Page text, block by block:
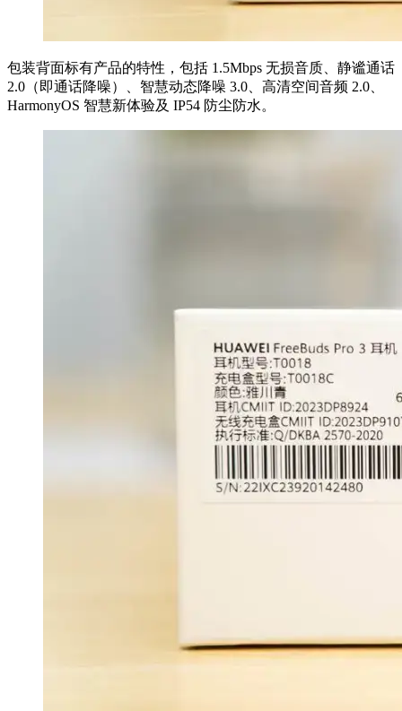
包装背面标有产品的特性，包括 1.5Mbps 无损音质、静谧通话
2.0（即通话降噪）、智慧动态降噪 3.0、高清空间音频 2.0、
HarmonyOS 智慧新体验及 IP54 防尘防水。